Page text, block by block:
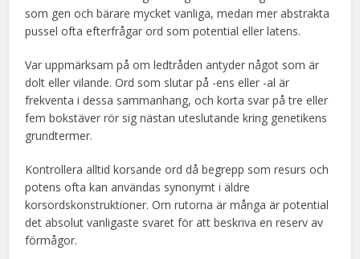
som gen och bärare mycket vanliga, medan mer abstrakta
pussel ofta efterfrågar ord som potential eller latens.
Var uppmärksam på om ledtråden antyder något som är
dolt eller vilande. Ord som slutar på -ens eller -al är
frekventa i dessa sammanhang, och korta svar på tre eller
fem bokstäver rör sig nästan uteslutande kring genetikens
grundtermer.
Kontrollera alltid korsande ord då begrepp som resurs och
potens ofta kan användas synonymt i äldre
korsordskonstruktioner. Om rutorna är många är potential
det absolut vanligaste svaret för att beskriva en reserv av
förmågor.